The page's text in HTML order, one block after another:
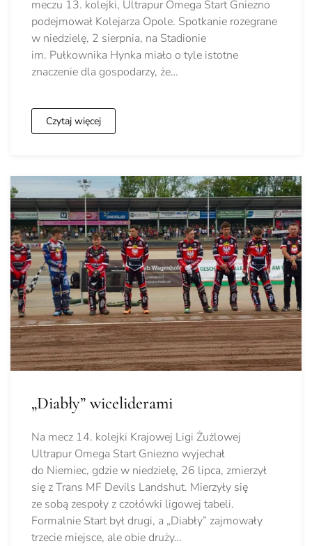
meczu 13. kolejki, Ultrapur Omega Start Gniezno
podejmował Kolejarza Opole. Spotkanie rozegrane
w niedzielę, 2 sierpnia, na Stadionie
im. Pułkownika Hynka miało o tyle istotne
znaczenie dla gospodarzy, że…
Czytaj więcej
„Diabły” wiceliderami
Na mecz 14. kolejki Krajowej Ligi Żużlowej
Ultrapur Omega Start Gniezno wyjechał
do Niemiec, gdzie w niedzielę, 26 lipca, zmierzył
się z Trans MF Devils Landshut. Mierzyły się
ze sobą zespoły z czołówki ligowej tabeli.
Formalnie Start był drugi, a „Diabły” zajmowały
trzecie miejsce, ale obie druży…